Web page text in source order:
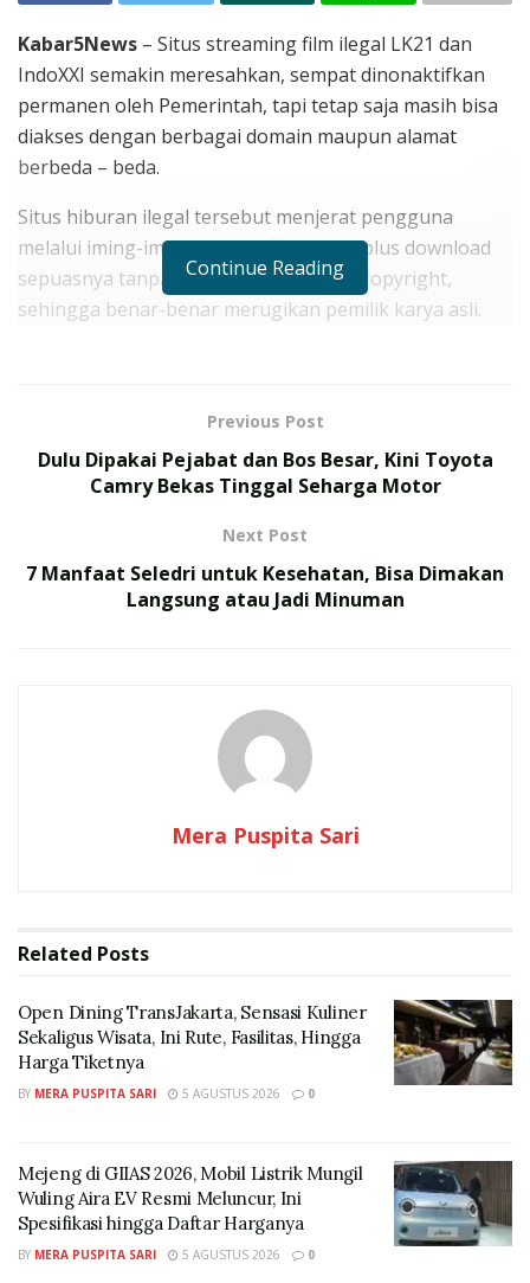
Kabar5News – Situs streaming film ilegal LK21 dan
IndoXXI semakin meresahkan, sempat dinonaktifkan
permanen oleh Pemerintah, tapi tetap saja masih bisa
diakses dengan berbagai domain maupun alamat
berbeda – beda.
Situs hiburan ilegal tersebut menjerat pengguna
melalui iming-iming nonton film gratis plus download
sepuasnya tanpa mempertimbangkan copyright,
sehingga benar-benar merugikan pemilik karya asli.
Open Dining TransJakarta, Sensasi Kuliner
Tiketnya
Aira EV Resmi Meluncur, Ini Spesifikasi hingga
Daftar Harganya
Mulai dari serangan virus, pencurian data pribadi,
pembobolan rekening hingga sanksi hukum tegas bagi
siapa saja yang masih nekat mengaksesnya.
Penjabaran singkat terkait risiko teknis maupun
Risiko Teknis Situs Streaming LK21 dan IndoXXI
Pengguna yang nekat mengakses situs bajakan seperti
LK21 serta IndoXXI akan langsung menghadapi
berbagai risiko teknis.
pop-up agresif, script mencurigakan, redirect otomatis
yang mampu membawa malware masuk ke perangkat.
Risiko berupa adanya spyware, ransomware,
keylogger, crypto jacking yang mampu membuat
Continue Reading
Previous Post
Dulu Dipakai Pejabat dan Bos Besar, Kini Toyota
Camry Bekas Tinggal Seharga Motor
Next Post
7 Manfaat Seledri untuk Kesehatan, Bisa Dimakan
Langsung atau Jadi Minuman
Mera Puspita Sari
Related Posts
Open Dining TransJakarta, Sensasi Kuliner
Sekaligus Wisata, Ini Rute, Fasilitas, Hingga
Harga Tiketnya
BY MERA PUSPITA SARI 5 AGUSTUS 2026 0
Mejeng di GIIAS 2026, Mobil Listrik Mungil
Wuling Aira EV Resmi Meluncur, Ini
Spesifikasi hingga Daftar Harganya
BY MERA PUSPITA SARI 5 AGUSTUS 2026 0